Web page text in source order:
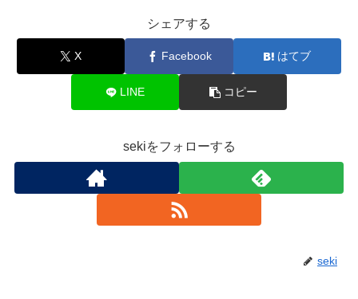
シェアする
X Facebook はてブ
LINE コピー
sekiをフォローする
seki